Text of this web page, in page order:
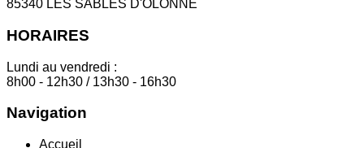
85340 LES SABLES D'OLONNE
HORAIRES
Lundi au vendredi :
8h00 - 12h30 / 13h30 - 16h30
Navigation
Accueil